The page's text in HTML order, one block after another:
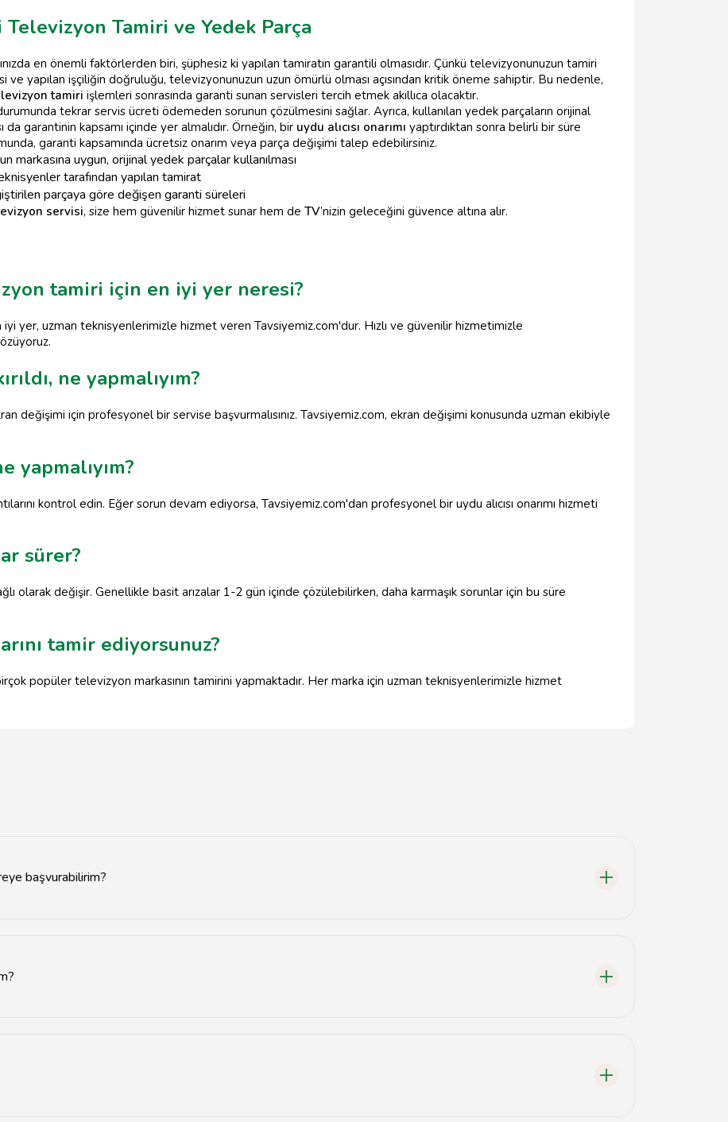
Tamiri ve Yedek Parça
en önemli faktörlerden biri, şüphesiz ki yapılan tamiratın garantili olmasıdır. Çünkü televizyonunuzun tamiri
ve yapılan işçiliğin doğruluğu, televizyonunuzun uzun ömürlü olması açısından kritik öneme sahiptir. Bu nedenle,
tamiri işlemleri sonrasında garanti sunan servisleri tercih etmek akıllıca olacaktır.
tekrar servis ücreti ödemeden sorunun çözülmesini sağlar. Ayrıca, kullanılan yedek parçaların orijinal
garantinin kapsamı içinde yer almalıdır. Örneğin, bir uydu alıcısı onarımı yaptırdıktan sonra belirli bir süre
garanti kapsamında ücretsiz onarım veya parça değişimi talep edebilirsiniz.
markasına uygun, orijinal yedek parçalar kullanılması
tarafından yapılan tamirat
parçaya göre değişen garanti süreleri
servisi, size hem güvenilir hizmet sunar hem de TV’nizin geleceğini güvence altına alır.
tamiri için en iyi yer neresi?
yer, uzman teknisyenlerimizle hizmet veren Tavsiyemiz.com'dur. Hızlı ve güvenilir hizmetimizle
ne yapmalıyım?
değişimi için profesyonel bir servise başvurmalısınız. Tavsiyemiz.com, ekran değişimi konusunda uzman ekibiyle
yapmalıyım?
kontrol edin. Eğer sorun devam ediyorsa, Tavsiyemiz.com'dan profesyonel bir uydu alıcısı onarımı hizmeti
sürer?
olarak değişir. Genellikle basit arızalar 1-2 gün içinde çözülebilirken, daha karmaşık sorunlar için bu süre
tamir ediyorsunuz?
popüler televizyon markasının tamirini yapmaktadır. Her marka için uzman teknisyenlerimizle hizmet
başvurabilirim?